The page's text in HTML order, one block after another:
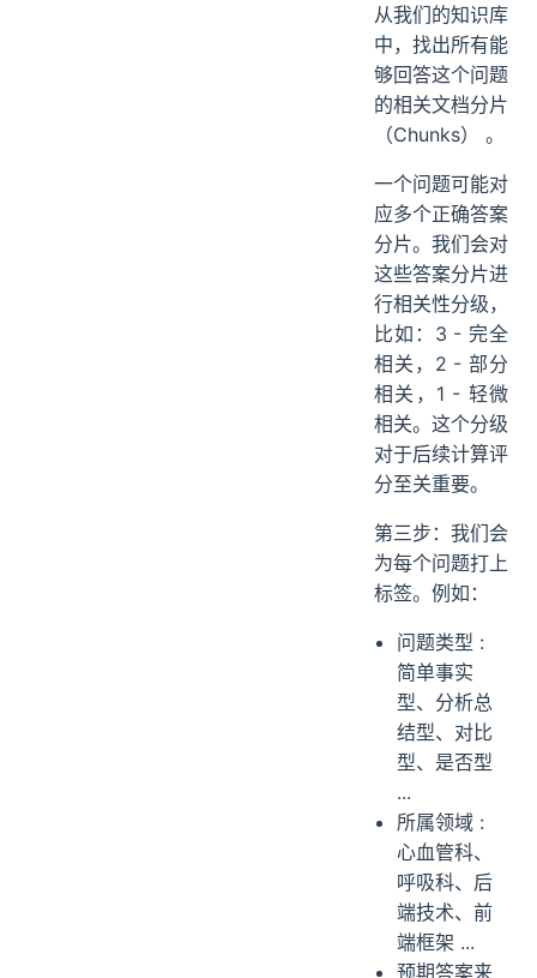
从我们的知识库
中，找出所有能
够回答这个问题
的相关文档分片
（Chunks） 。
一个问题可能对
应多个正确答案
分片。我们会对
这些答案分片进
行相关性分级，
比如：3 - 完全
相关，2 - 部分
相关，1 - 轻微
相关。这个分级
对于后续计算评
分至关重要。
第三步：我们会
为每个问题打上
标签。例如：
问题类型 :
简单事实
型、分析总
结型、对比
型、是否型
...
所属领域 :
心血管科、
呼吸科、后
端技术、前
端框架 ...
预期答案来